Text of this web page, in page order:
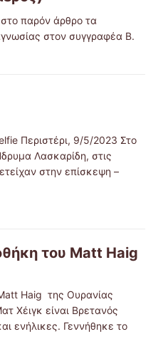
παρόν άρθρο τα
στον συγγραφέα Β.
Περιστέρι, 9/5/2023 Στο
Λασκαρίδη, στις
στην επίσκεψη –
του Matt Haig
Haig της Ουρανίας
Χέιγκ είναι Βρετανός
ενήλικες. Γεννήθηκε το